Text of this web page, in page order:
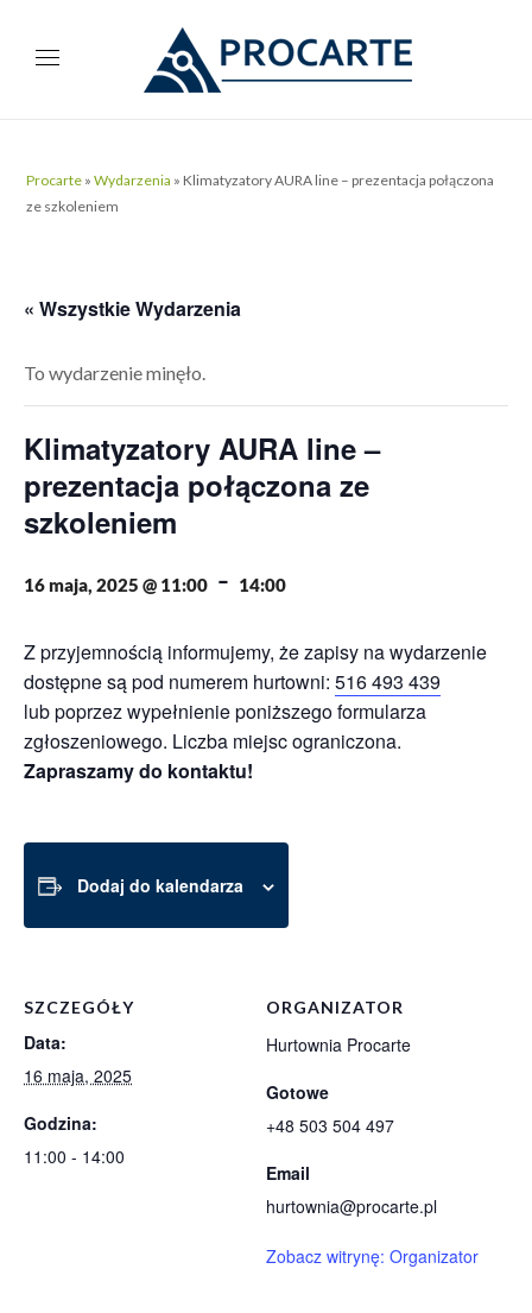
Procarte »Wydarzenia » Klimatyzatory AURA line – prezentacja połączona
ze szkoleniem
« Wszystkie Wydarzenia
To wydarzenie minęło.
Klimatyzatory AURA line –
prezentacja połączona ze
szkoleniem
16 maja, 2025 @ 11:00 - 14:00
Z przyjemnością informujemy, że zapisy na wydarzenie
dostępne są pod numerem hurtowni: 516 493 439
lub poprzez wypełnienie poniższego formularza
zgłoszeniowego. Liczba miejsc ograniczona.
Zapraszamy do kontaktu!
Dodaj do kalendarza
SZCZEGÓŁY
Data:
16 maja, 2025
Godzina:
11:00 - 14:00
ORGANIZATOR
Hurtownia Procarte
Gotowe
+48 503 504 497
Email
hurtownia@procarte.pl
Zobacz witrynę: Organizator